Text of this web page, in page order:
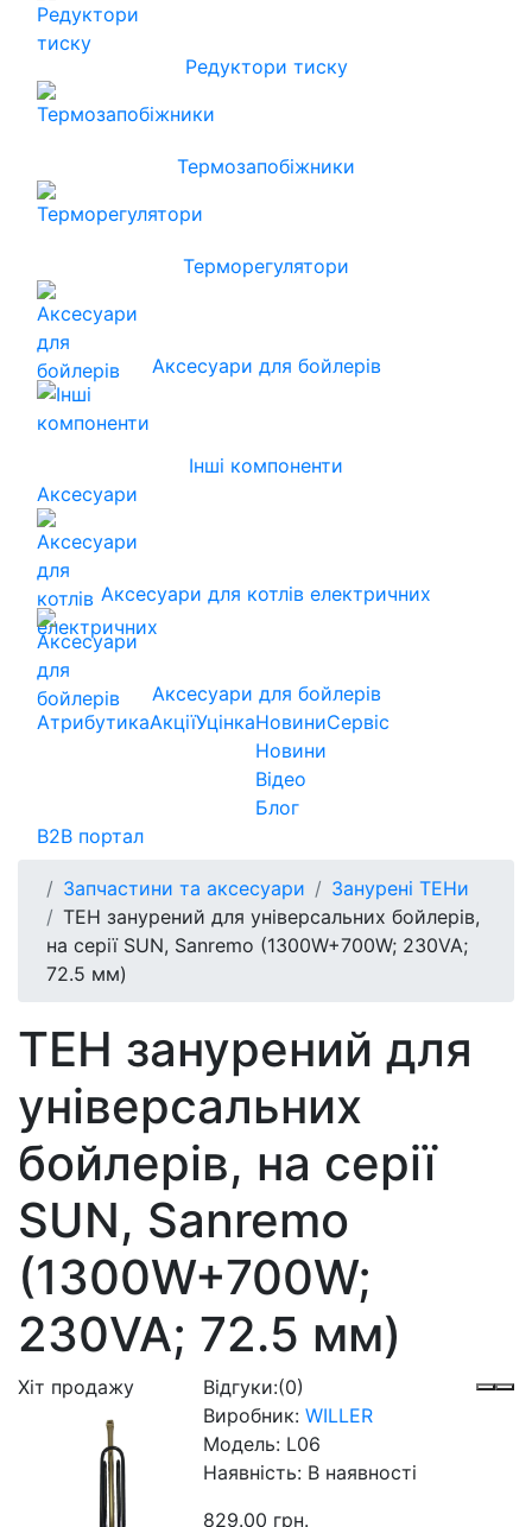
Редуктори тиску
Термозапобіжники
Терморегулятори
Аксесуари для бойлерів
Інші компоненти
Аксесуари
Аксесуари для котлів електричних
Аксесуари для бойлерів
АтрибутикаАкціїУцінкаНовини
Новини
Відео
Блог
Сервіс
B2B портал
Запчастини та аксесуари
Занурені ТЕНи
ТЕН занурений для універсальних бойлерів,
на серії SUN, Sanremo (1300W+700W; 230VA;
72.5 мм)
ТЕН занурений для
універсальних
бойлерів, на серії
SUN, Sanremo
(1300W+700W;
230VA; 72.5 мм)
Хіт продажу Відгуки:(0)
Виробник: WILLER
Модель: L06
Наявність: В наявності
829.00 грн.